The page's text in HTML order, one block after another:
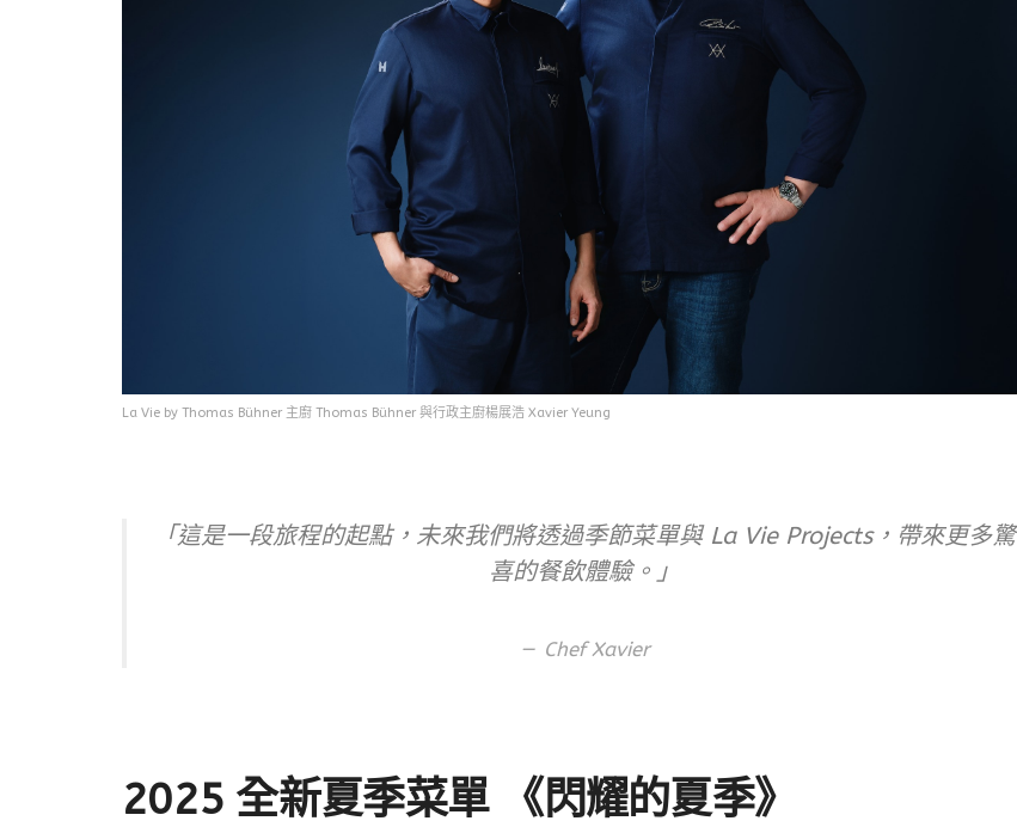
La Vie by Thomas Bühner 主廚 Thomas Bühner 與行政主廚楊展浩 Xavier Yeung
「這是一段旅程的起點，未來我們將透過季節菜單與 La Vie Projects，帶來更多驚
喜的餐飲體驗。」
Chef Xavier
2025 全新夏季菜單 《閃耀的夏季》